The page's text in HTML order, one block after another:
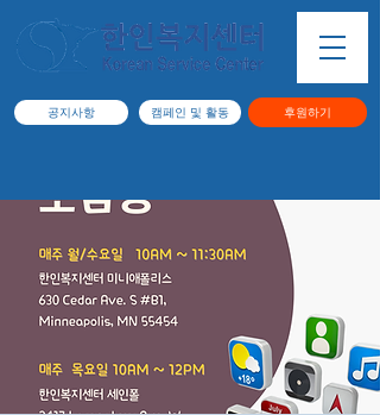
공지사항 캠페인 및 활동 후원하기